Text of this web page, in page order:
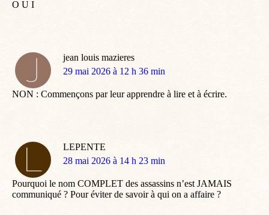
O U I
jean louis mazieres
dit
29 mai 2026 à 12 h 36 min
NON : Commençons par leur apprendre à lire et à écrire.
LEPENTE
dit
28 mai 2026 à 14 h 23 min
Pourquoi le nom COMPLET des assassins n’est JAMAIS
communiqué ? Pour éviter de savoir à qui on a affaire ?